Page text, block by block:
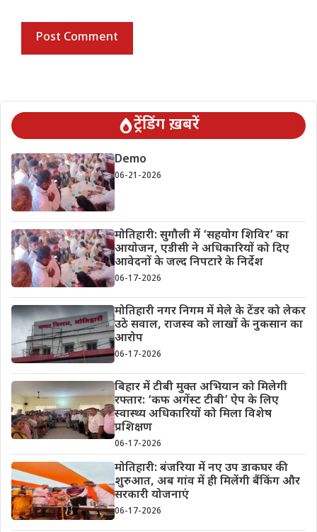
ट्रेंडिंग ख़बरें
Demo
06-21-2026
मोतिहारी: सुगौली में ‘सहयोग शिविर’ का
आयोजन, एडीसी ने अधिकारियों को दिए
आवेदनों के जल्द निपटारे के निर्देश
06-17-2026
मोतिहारी नगर निगम में मेले के टेंडर को लेकर
उठे सवाल, राजस्व को लाखों के नुकसान का
आरोप
06-17-2026
बिहार में टीबी मुक्त अभियान को मिलेगी
रफ्तार: ‘कफ अगेंस्ट टीबी’ ऐप के लिए
स्वास्थ्य अधिकारियों को मिला विशेष
प्रशिक्षण
06-17-2026
मोतिहारी: बंजरिया में नए उप डाकघर की
शुरुआत, अब गांव में ही मिलेंगी बैंकिंग और
सरकारी योजनाएं
06-17-2026